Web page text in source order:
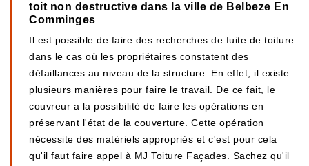
toit non destructive dans la ville de Belbeze En
Comminges
Il est possible de faire des recherches de fuite de toiture
dans le cas où les propriétaires constatent des
défaillances au niveau de la structure. En effet, il existe
plusieurs manières pour faire le travail. De ce fait, le
couvreur a la possibilité de faire les opérations en
préservant l'état de la couverture. Cette opération
nécessite des matériels appropriés et c'est pour cela
qu'il faut faire appel à MJ Toiture Façades. Sachez qu'il